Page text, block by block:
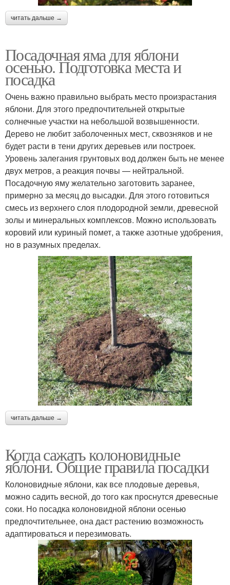
читать дальше →
Посадочная яма для яблони
осенью. Подготовка места и
посадка
Очень важно правильно выбрать место произрастания
яблони. Для этого предпочтительней открытые
солнечные участки на небольшой возвышенности.
Дерево не любит заболоченных мест, сквозняков и не
будет расти в тени других деревьев или построек.
Уровень залегания грунтовых вод должен быть не менее
двух метров, а реакция почвы — нейтральной.
Посадочную яму желательно заготовить заранее,
примерно за месяц до высадки. Для этого готовиться
смесь из верхнего слоя плодородной земли, древесной
золы и минеральных комплексов. Можно использовать
коровий или куриный помет, а также азотные удобрения,
но в разумных пределах.
читать дальше →
Когда сажать колоновидные
яблони. Общие правила посадки
Колоновидные яблони, как все плодовые деревья,
можно садить весной, до того как проснутся древесные
соки. Но посадка колоновидной яблони осенью
предпочтительнее, она даст растению возможность
адаптироваться и перезимовать.